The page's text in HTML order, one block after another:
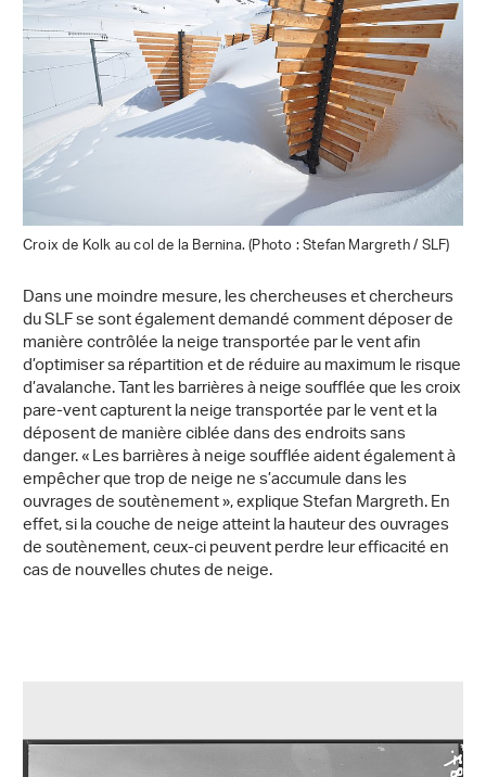
Croix de Kolk au col de la Bernina. (Photo : Stefan Margreth / SLF)
Dans une moindre mesure, les chercheuses et chercheurs
du SLF se sont également demandé comment déposer de
manière contrôlée la neige transportée par le vent afin
d’optimiser sa répartition et de réduire au maximum le risque
d’avalanche. Tant les barrières à neige soufflée que les croix
pare-vent capturent la neige transportée par le vent et la
déposent de manière ciblée dans des endroits sans
danger. « Les barrières à neige soufflée aident également à
empêcher que trop de neige ne s’accumule dans les
ouvrages de soutènement », explique Stefan Margreth. En
effet, si la couche de neige atteint la hauteur des ouvrages
de soutènement, ceux-ci peuvent perdre leur efficacité en
cas de nouvelles chutes de neige.